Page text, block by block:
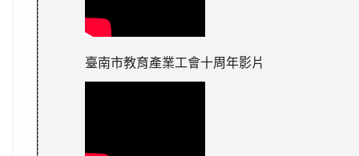
臺南市教育產業工會十周年影片